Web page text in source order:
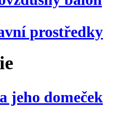
prostředky
jeho domeček